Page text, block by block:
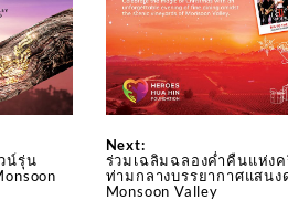
น์รุ่น
Next:
ร่วมเฉลิมฉลองค่ำคืนแห่ง
ท่ามกลางบรรยากาศแสนง
Monsoon Valley